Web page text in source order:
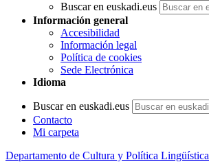
Buscar en euskadi.eus
Información general
Accesibilidad
Información legal
Política de cookies
Sede Electrónica
Idioma
Buscar en euskadi.eus
Contacto
Mi carpeta
Departamento de Cultura y Política Lingüística